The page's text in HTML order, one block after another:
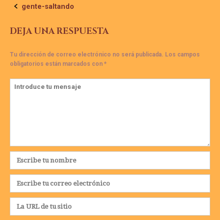
Navegación
de
la
entrada
gente-saltando
DEJA UNA RESPUESTA
Tu dirección de correo electrónico no será publicada. Los campos
obligatorios están marcados con *
Comentario
Nombre
*
Correo
electrónico
Web